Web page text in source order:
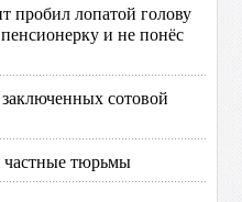
пробил лопатой голову
и не понёс
сотовой
частные тюрьмы